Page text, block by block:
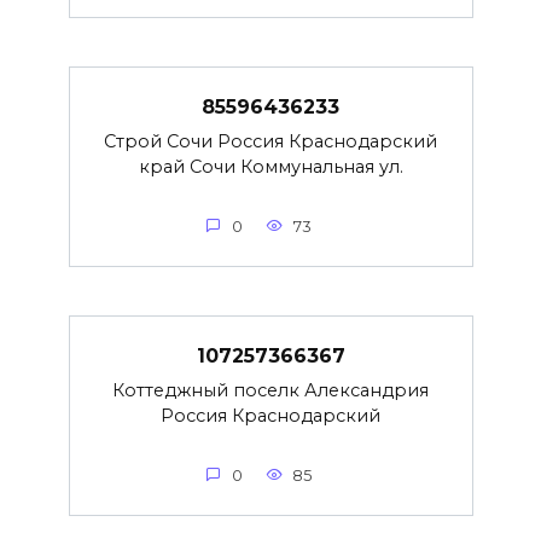
85596436233
Строй Сочи Россия Краснодарский
край Сочи Коммунальная ул.
0 73
107257366367
Коттеджный поселк Александрия
Россия Краснодарский
0 85